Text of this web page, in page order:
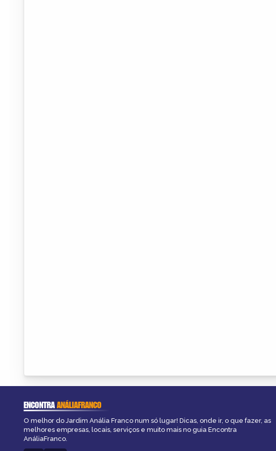
ENCONTRAANÁLIAFRANCO
O melhor do Jardim Anália Franco num só lugar! Dicas, onde ir, o que fazer, as
melhores empresas, locais, serviços e muito mais no guia Encontra
AnáliaFranco.